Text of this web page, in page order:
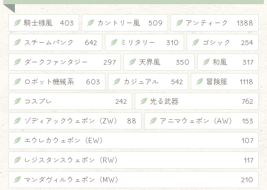
騎士様風 403 カントリー風 509 アンティーク 1388
スチームパンク 642 ミリタリー 310 ゴシック 254
ダークファンタジー 297 天界風 350 和風 317
ロボット機械系 603 カジュアル 542 冒険服 1118
コスプレ 242 光る武器 762
ゾディアックウェポン（ZW） 88 アニマウェポン（AW） 153
エウレカウェポン（EW） 107
レジスタンスウェポン（RW） 117
マンダヴィルウェポン（MW） 210